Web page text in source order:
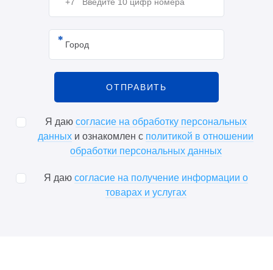
Я даю согласие на обработку персональных
данных и ознакомлен с политикой в отношении
обработки персональных данных
Я даю согласие на получение информации о
товарах и услугах